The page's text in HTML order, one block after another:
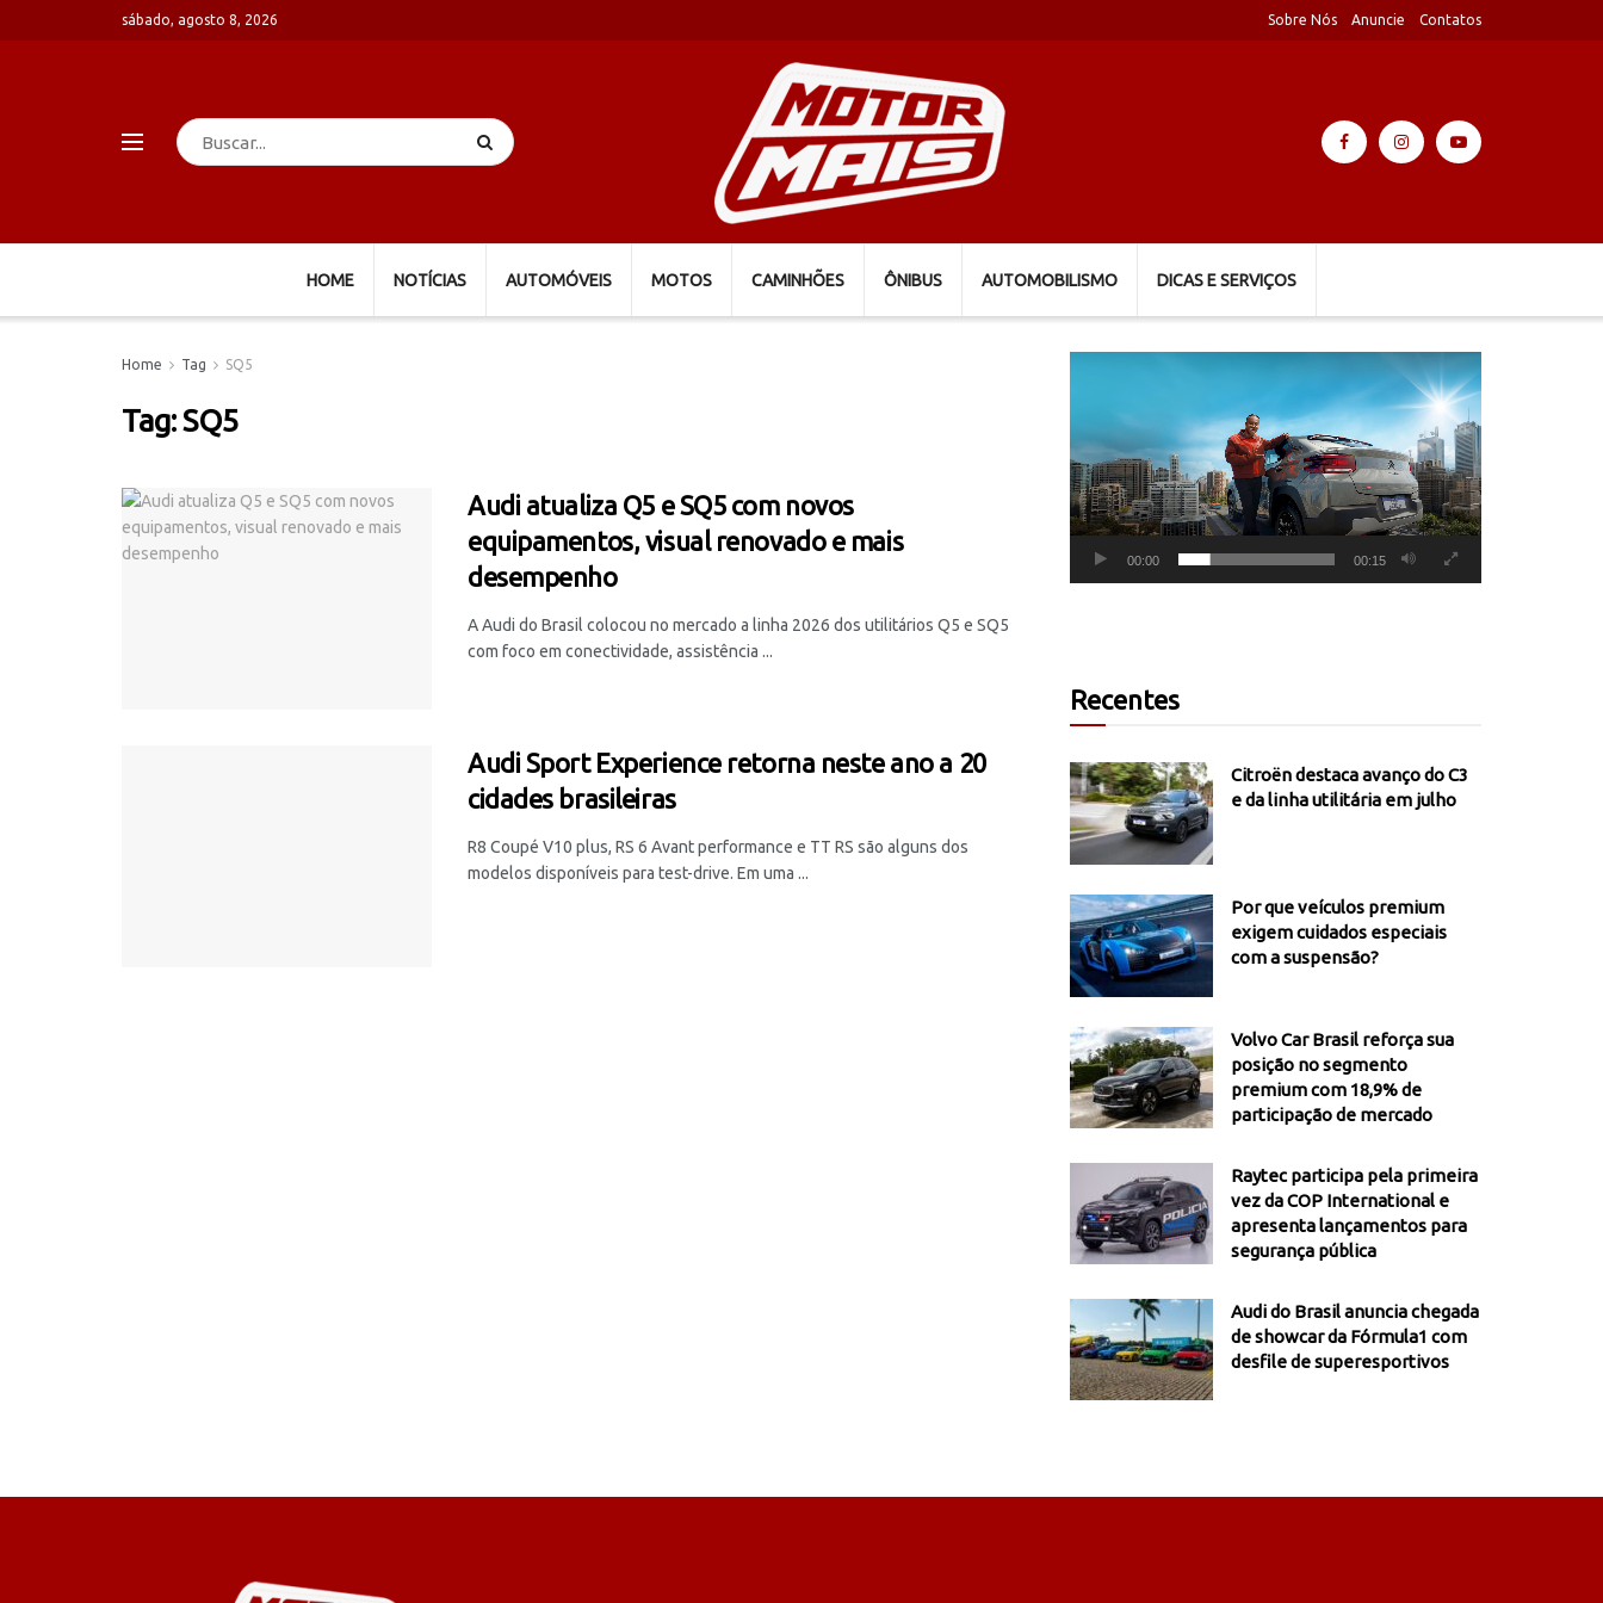
sábado, agosto 8, 2026 Sobre Nós Anuncie Contatos
HOME NOTÍCIAS AUTOMÓVEIS MOTOS CAMINHÕES ÔNIBUS AUTOMOBILISMO DICAS E SERVIÇOS
Home Tag SQ5
Tag:SQ5
Audi atualiza Q5 e SQ5 com novos
equipamentos, visual renovado e mais
desempenho
A Audi do Brasil colocou no mercado a linha 2026 dos utilitários Q5 e SQ5
com foco em conectividade, assistência ...
Audi Sport Experience retorna neste ano a 20
cidades brasileiras
R8 Coupé V10 plus, RS 6 Avant performance e TT RS são alguns dos
modelos disponíveis para test-drive. Em uma ...
00:00 00:15
Recentes
Citroën destaca avanço do C3
e da linha utilitária em julho
Por que veículos premium
exigem cuidados especiais
com a suspensão?
Volvo Car Brasil reforça sua
posição no segmento
premium com 18,9% de
participação de mercado
Raytec participa pela primeira
vez da COP International e
apresenta lançamentos para
segurança pública
Audi do Brasil anuncia chegada
de showcar da Fórmula1 com
desfile de superesportivos